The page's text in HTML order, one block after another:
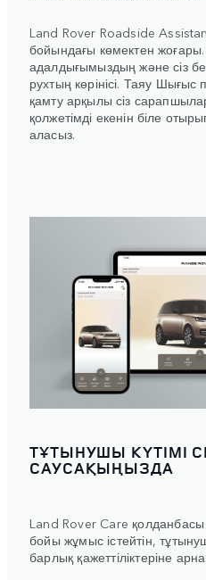
Land Rover Roadside
бойындағы көмектен жоғары.
адалдығымыздың және сіз
рухтың көрінісі. Таяу
қамту арқылы сіз
қолжетімді екенін біле
аласыз.
ТҰТЫНУШЫ КҮТІМІ
САУСАҚЫҢЫЗДА
Land Rover Care қолданбасы
бойы жұмыс істейтін,
барлық қажеттіліктеріне